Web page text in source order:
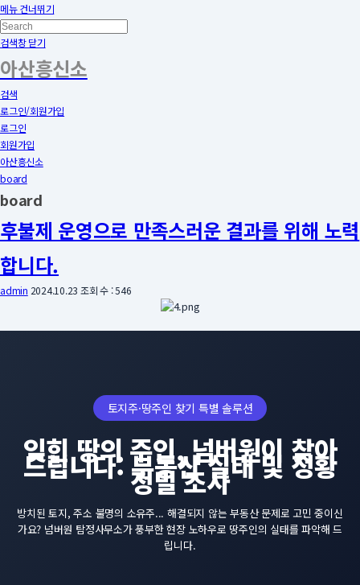
메뉴 건너뛰기
검색창 닫기
아산흥신소
검색
로그인/회원가입
로그인
회원가입
아산흥신소
board
board
후불제 운영으로 만족스러운 결과를 위해 노력
합니다.
admin 2024.10.23 조회 수 : 546
토지주·땅주인 찾기 특별 솔루션
잊힌 땅의 주인, 넘버원이 찾아
드립니다: 부동산 실태 및 정황
정밀 조사
방치된 토지, 주소 불명의 소유주... 해결되지 않는 부동산 문제로 고민 중이신
가요? 넘버원 탐정사무소가 풍부한 현장 노하우로 땅주인의 실태를 파악해 드
립니다.